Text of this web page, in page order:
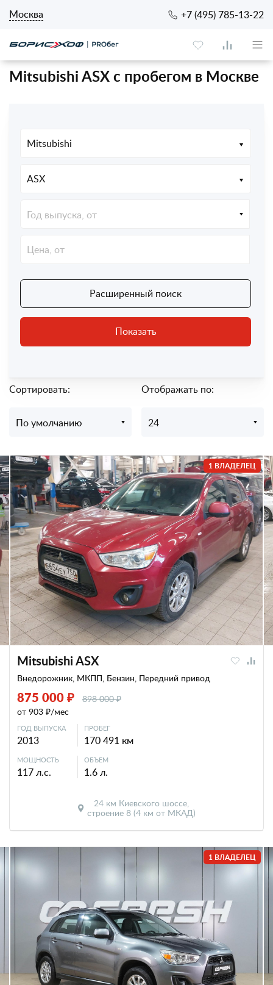
Москва +7 (495) 785-13-22
Mitsubishi ASX с пробегом в Москве
Mitsubishi
ASX
Год выпуска, от
Расширенный поиск
Показать
Сортировать:
По умолчанию
Отображать по:
24
1 ВЛАДЕЛЕЦ
Mitsubishi ASX
Внедорожник, МКПП, Бензин, Передний привод
875 000 ₽
898 000 ₽
от 903 ₽/мес
ГОД ВЫПУСКА
2013
ПРОБЕГ
170 491 км
МОЩНОСТЬ
117 л.с.
ОБЪЕМ
1.6 л.
24 км Киевского шоссе,
строение 8 (4 км от МКАД)
1 ВЛАДЕЛЕЦ